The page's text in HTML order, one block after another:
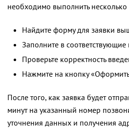
необходимо выполнить
Найдите форму для заявки
Заполните в
Проверьте корректность
Нажмите на кнопку «Оформить
После того, как заявка будет
минут на указанный номер
уточнения данных и получения